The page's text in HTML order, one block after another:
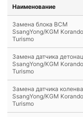
Наименование
Замена блока BCM
SsangYong/KGM Korando
Turismo
Замена датчика
SsangYong/KGM Korando
Turismo
Замена датчика
SsangYong/KGM Korando
Turismo